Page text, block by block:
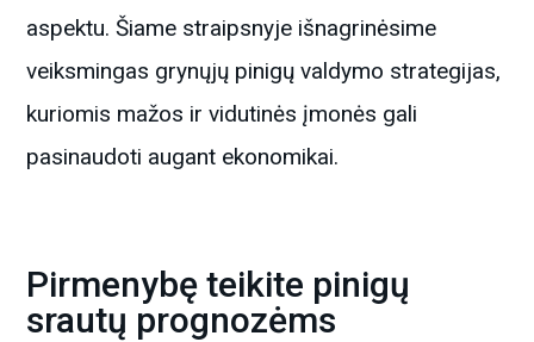
aspektu. Šiame straipsnyje išnagrinėsime
veiksmingas grynųjų pinigų valdymo strategijas,
kuriomis mažos ir vidutinės įmonės gali
pasinaudoti augant ekonomikai.
Pirmenybę teikite pinigų
srautų prognozėms